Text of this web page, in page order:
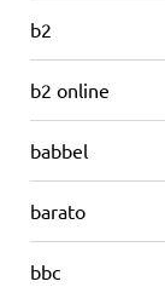
b2
b2 online
babbel
barato
bbc